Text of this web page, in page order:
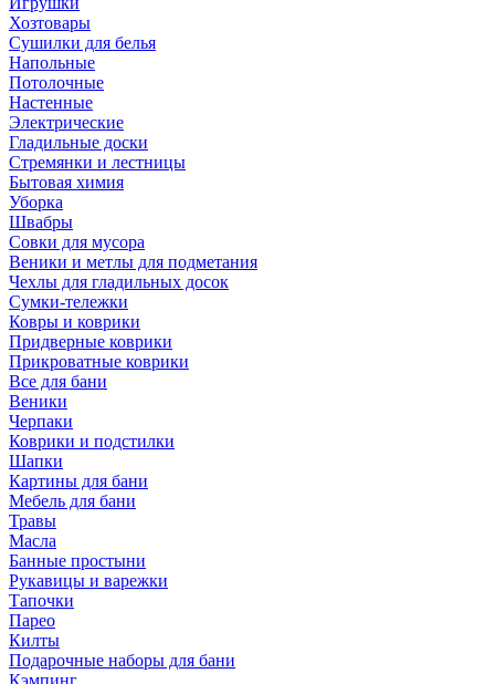
Хозтовары
Сушилки для белья
Напольные
Потолочные
Настенные
Электрические
Гладильные доски
Стремянки и лестницы
Бытовая химия
Уборка
Швабры
Совки для мусора
Веники и метлы для подметания
Чехлы для гладильных досок
Сумки-тележки
Ковры и коврики
Придверные коврики
Прикроватные коврики
Все для бани
Веники
Черпаки
Коврики и подстилки
Шапки
Картины для бани
Мебель для бани
Травы
Масла
Банные простыни
Рукавицы и варежки
Тапочки
Парео
Килты
Подарочные наборы для бани
Кэмпинг